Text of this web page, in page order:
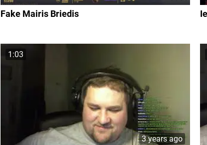
Fake Mairis Briedis
1:03
3 years ago